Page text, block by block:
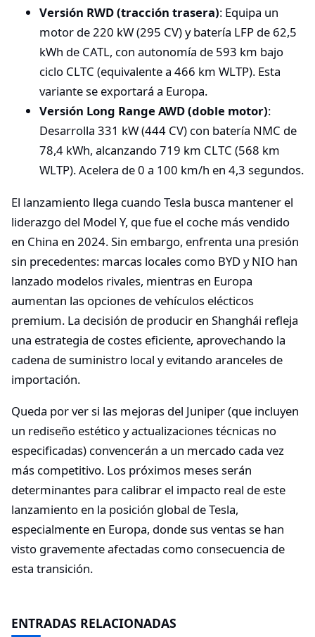
Versión RWD (tracción trasera): Equipa un
motor de 220 kW (295 CV) y batería LFP de 62,5
kWh de CATL, con autonomía de 593 km bajo
ciclo CLTC (equivalente a 466 km WLTP). Esta
variante se exportará a Europa.
Versión Long Range AWD (doble motor):
Desarrolla 331 kW (444 CV) con batería NMC de
78,4 kWh, alcanzando 719 km CLTC (568 km
WLTP). Acelera de 0 a 100 km/h en 4,3 segundos.
El lanzamiento llega cuando Tesla busca mantener el
liderazgo del Model Y, que fue el coche más vendido
en China en 2024. Sin embargo, enfrenta una presión
sin precedentes: marcas locales como BYD y NIO han
lanzado modelos rivales, mientras en Europa
aumentan las opciones de vehículos elécticos
premium. La decisión de producir en Shanghái refleja
una estrategia de costes eficiente, aprovechando la
cadena de suministro local y evitando aranceles de
importación.
Queda por ver si las mejoras del Juniper (que incluyen
un rediseño estético y actualizaciones técnicas no
especificadas) convencerán a un mercado cada vez
más competitivo. Los próximos meses serán
determinantes para calibrar el impacto real de este
lanzamiento en la posición global de Tesla,
especialmente en Europa, donde sus ventas se han
visto gravemente afectadas como consecuencia de
esta transición.
ENTRADAS RELACIONADAS